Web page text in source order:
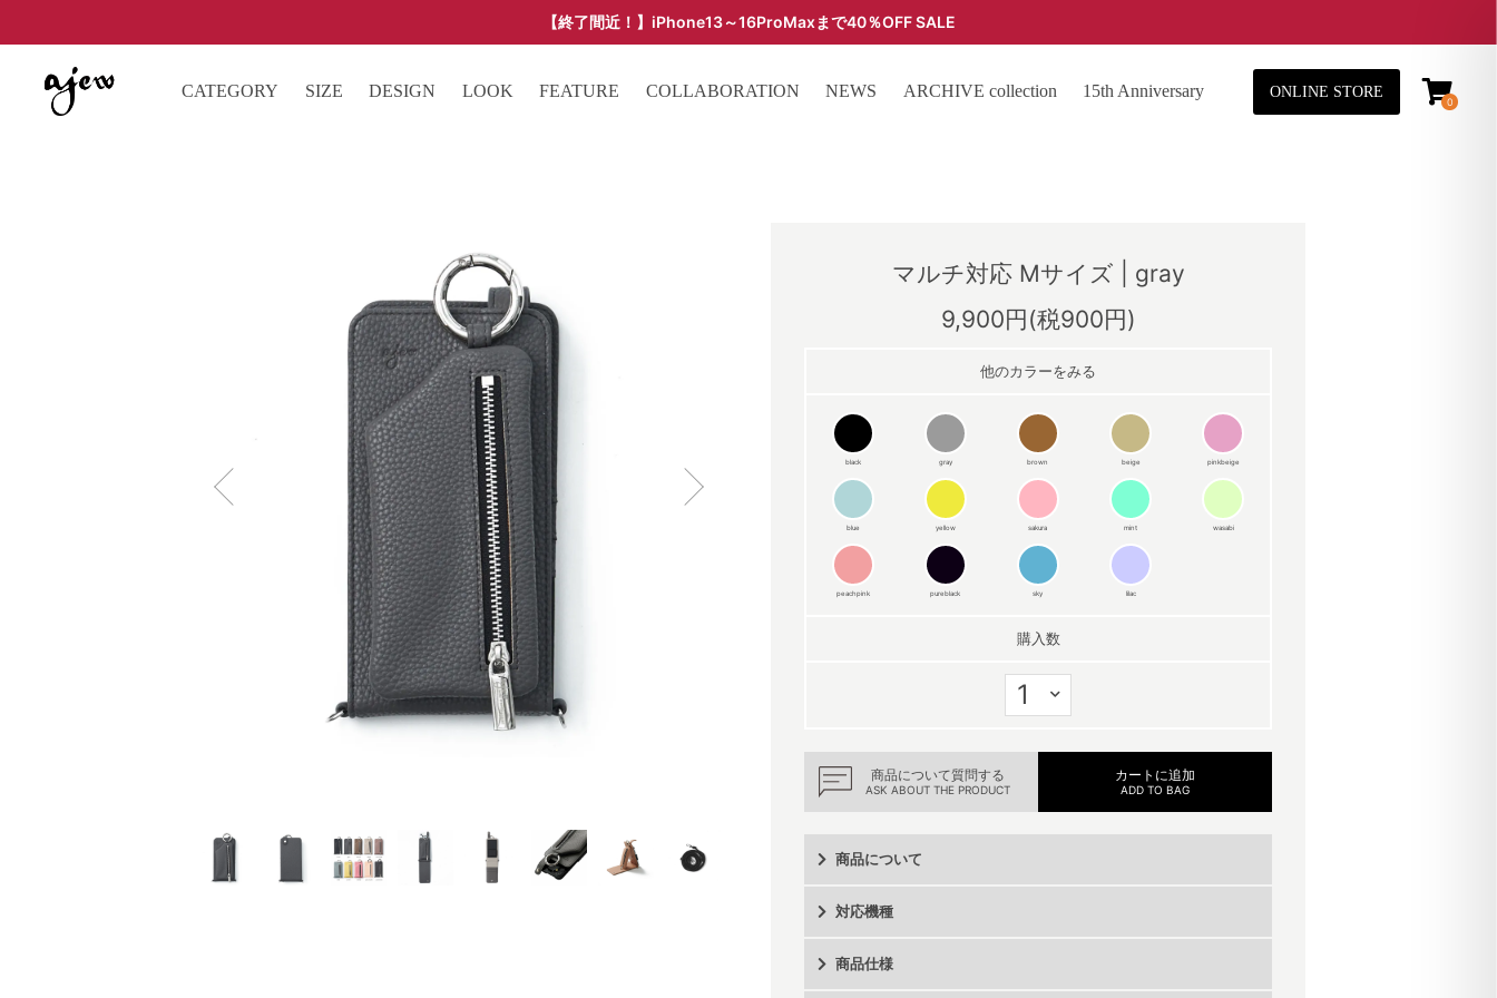
【終了間近！】iPhone13～16ProMaxまで40％OFF SALE
CATEGORY
SIZE DESIGN LOOK FEATURE COLLABORATION NEWS ARCHIVE collection 15th Anniversary ONLINE STORE
0
マルチ対応 Mサイズ | gray
9,900円(税900円)
他のカラーをみる
black gray brown beige pinkbeige
blue yellow sakura mint wasabi
peachpink pureblack sky lilac
購入数
カートに追加
ADD TO BAG
商品について質問する
ASK ABOUT THE PRODUCT
商品について
対応機種
商品仕様